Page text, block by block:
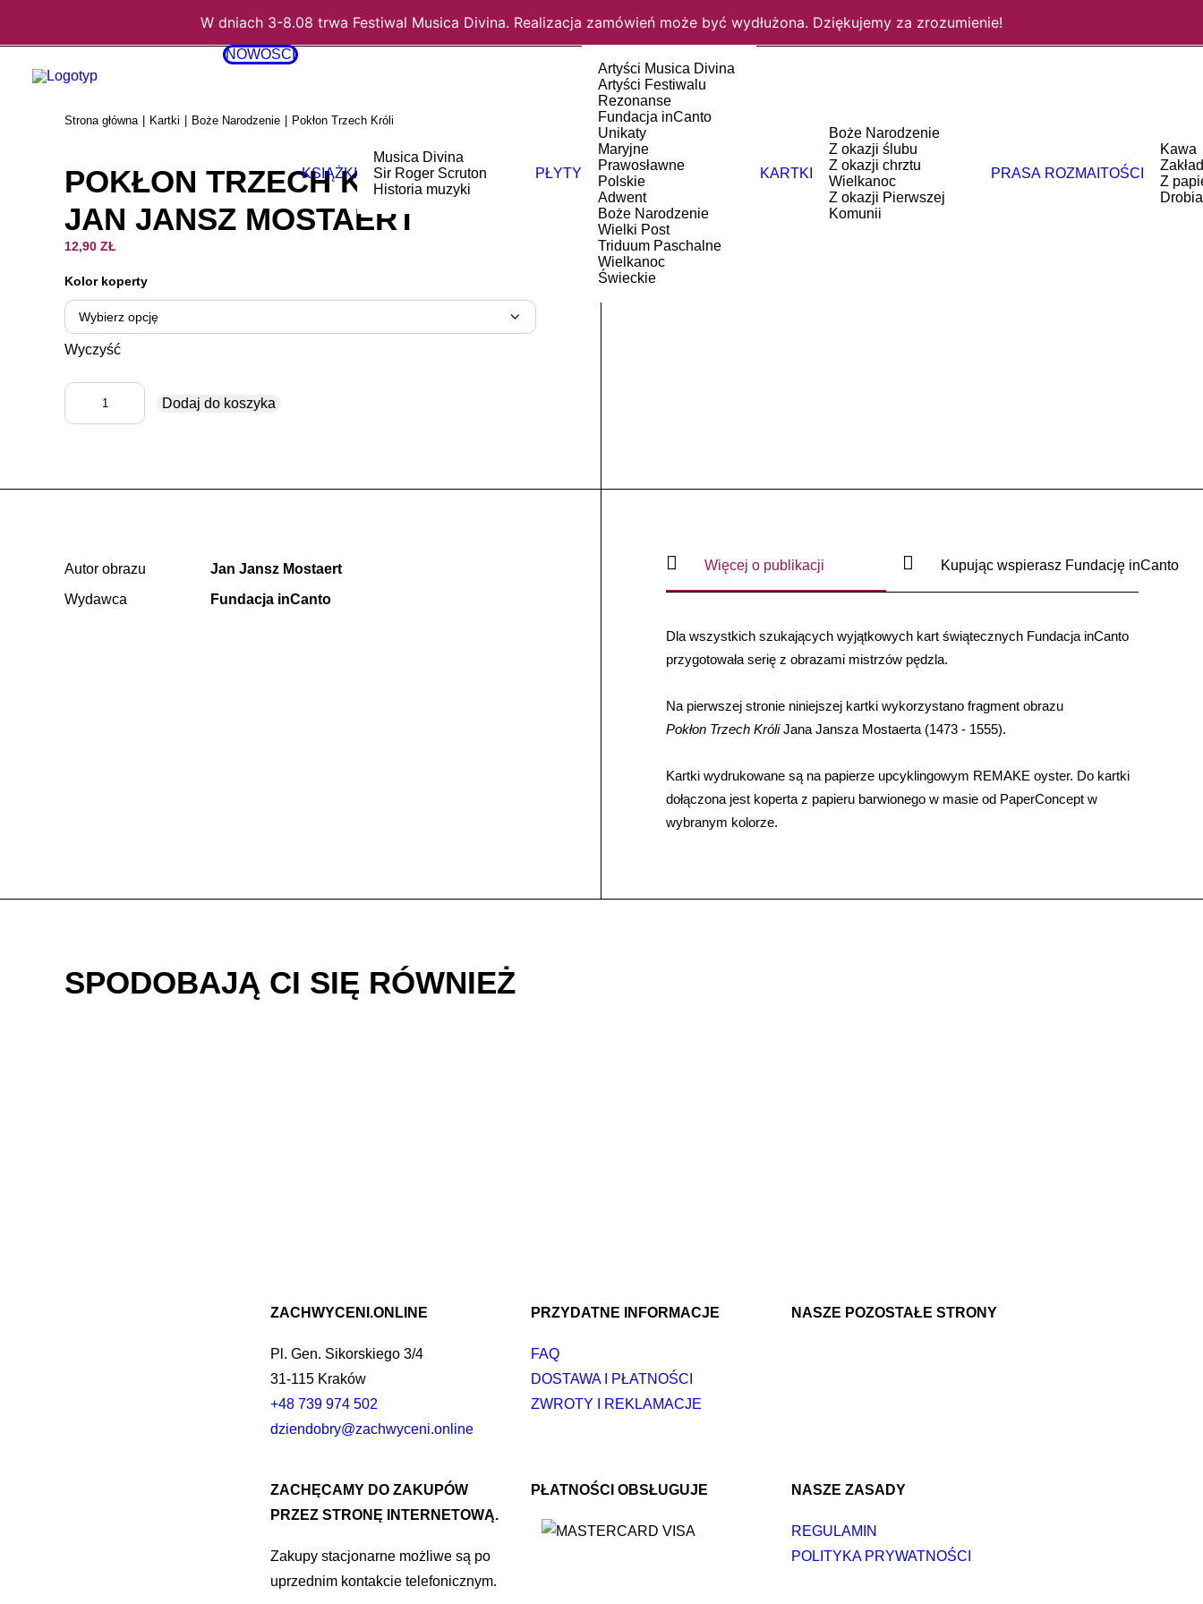
W dniach 3-8.08 trwa Festiwal Musica Divina. Realizacja zamówień może być wydłużona. Dziękujemy za zrozumienie!
NOWOŚCI
KSIĄŻKI
Musica Divina
Sir Roger Scruton
Historia muzyki
PŁYTY
Artyści Musica Divina
Artyści Festiwalu
Rezonanse
Fundacja inCanto
Unikaty
Maryjne
Prawosławne
Polskie
Adwent
Boże Narodzenie
Wielki Post
Triduum Paschalne
Wielkanoc
Świeckie
KARTKI
Boże Narodzenie
Z okazji ślubu
Z okazji chrztu
Wielkanoc
Z okazji Pierwszej
Komunii
PRASA ROZMAITOŚCI
Kawa
Z
Strona główna Kartki Boże Narodzenie Pokłon Trzech Króli
POKŁON TRZECH KRÓLI
JAN JANSZ MOSTAERT
12,90 ZŁ
Kolor koperty
Wyczyść
ilość
Dodaj do koszyka
Autor obrazu
Jan Jansz Mostaert
Wydawca
Fundacja inCanto
Więcej o publikacji Kupując wspierasz Fundację inCanto
Dla wszystkich szukających wyjątkowych kart świątecznych Fundacja inCanto
przygotowała serię z obrazami mistrzów pędzla.
Na pierwszej stronie niniejszej kartki wykorzystano fragment obrazu
Pokłon Trzech KróliJana Jansza Mostaerta (1473 - 1555).
Kartki wydrukowane są na papierze upcyklingowym REMAKE oyster. Do kartki
dołączona jest koperta z papieru barwionego w masie od PaperConcept w
wybranym kolorze.
SPODOBAJĄ CI SIĘ RÓWNIEŻ
ZACHWYCENI.ONLINE
Pl. Gen. Sikorskiego 3/4
31-115 Kraków
+48 739 974 502
dziendobry@zachwyceni.online
PRZYDATNE INFORMACJE
FAQ
DOSTAWA I PŁATNOŚCI
ZWROTY I REKLAMACJE
NASZE POZOSTAŁE STRONY
ZACHĘCAMY DO ZAKUPÓW
PRZEZ STRONĘ INTERNETOWĄ.
Zakupy stacjonarne możliwe są po
uprzednim kontakcie telefonicznym.
PŁATNOŚCI OBSŁUGUJE NASZE ZASADY
REGULAMIN
POLITYKA PRYWATNOŚCI